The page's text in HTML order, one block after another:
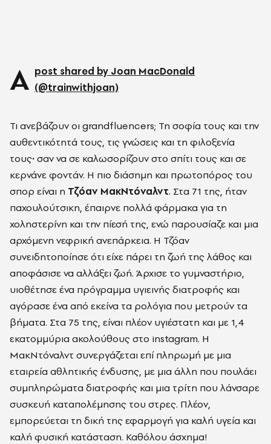
A post shared by Joan MacDonald
(@trainwithjoan)
Τι ανεβάζουν οι grandfluencers; Τη σοφία τους και την
αυθεντικότητά τους, τις γνώσεις και τη φιλοξενία
τους·σαν να σε καλωσορίζουν στο σπίτι τους και σε
κερνάνε φοντάν. Η πιο διάσημη και πρωτοπόρος του
σπορ είναι η Τζόαν ΜακΝτόναλντ. Στα 71 της, ήταν
παχουλούτσικη, έπαιρνε πολλά φάρμακα για τη
χοληστερίνη και την πίεσή της, ενώ παρουσίαζε και μια
αρχόμενη νεφρική ανεπάρκεια. Η Τζόαν
συνειδητοποίησε ότι είχε πάρει τη ζωή της λάθος και
αποφάσισε να αλλάξει ζωή. Άρχισε το γυμναστήριο,
υιοθέτησε ένα πρόγραμμα υγιεινής διατροφής και
αγόρασε ένα από εκείνα τα ρολόγια που μετρούν τα
βήματα. Στα 75 της, είναι πλέον υγιέστατη και με 1,4
εκατομμύρια ακολούθους στο instagram. Η
ΜακΝτόναλντ συνεργάζεται επί πληρωμή με μια
εταιρεία αθλητικής ένδυσης, με μια άλλη που πουλάει
συμπληρώματα διατροφής και μια τρίτη που λάνσαρε
συσκευή καταπολέμησης του στρες. Πλέον,
εμπορεύεται τη δική της εφαρμογή για καλή υγεία και
καλή φυσική κατάσταση. Καθόλου άσχημα!